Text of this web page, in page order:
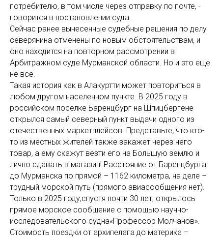
потребителю, в том числе через отправку по почте, -
говорится в постановлении суда.
Сейчас ранее вынесенные судебные решения по делу
северянина отменены по новым обстоятельствам, и
оно находится на повторном рассмотрении в
Арбитражном суде Мурманской области. Но и это еще
не все.
Такая история как в Алакуртти может повториться в
любом другом населенном пункте. В 2025 году в
российском поселке Баренцбург на Шпицбергене
открылся самый северный пункт выдачи одного из
отечественных маркетплейсов. Представьте, что кто-
то из местных жителей также закажет через него
товар, а ему скажут везти его на Большую землю и
лично сдавать в магазин! Расстояние от Баренцбурга
до Мурманска по прямой – 1162 километра, на деле –
трудный морской путь (прямого авиасообщения нет).
Только в 2025 году,спустя почти 30 лет, открылось
прямое морское сообщение с помощью научно-
исследовательского судна«Профессор Молчанов».
Стоимость поездки от архипелага до материка –